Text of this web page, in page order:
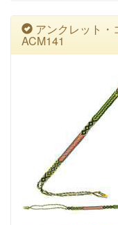
アンクレット・
ACM141